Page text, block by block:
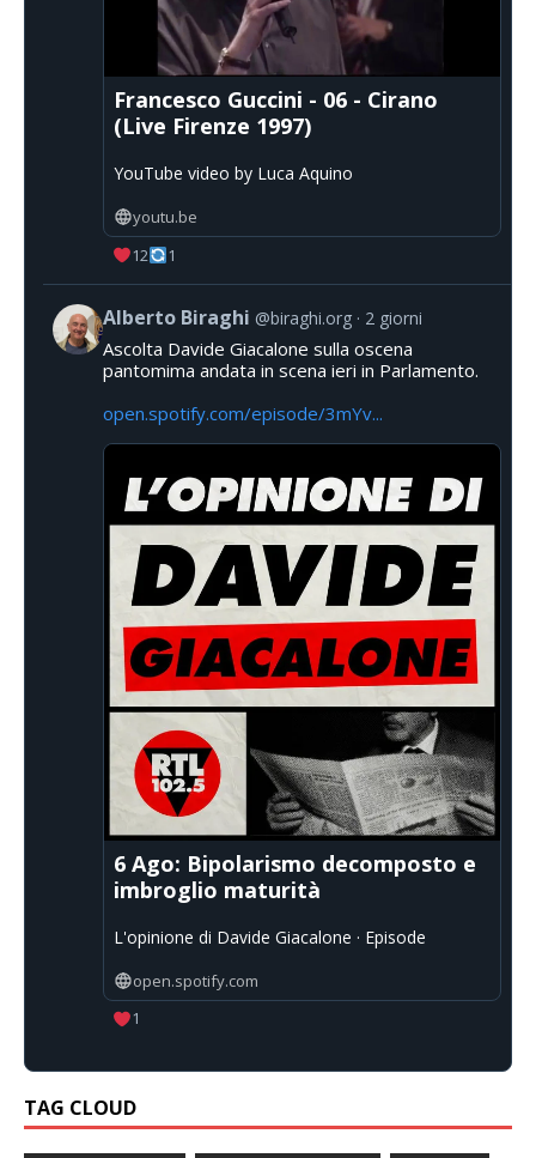
Francesco Guccini - 06 - Cirano
(Live Firenze 1997)
YouTube video by Luca Aquino
youtu.be
12
1
Alberto Biraghi @biraghi.org 2 giorni
Ascolta Davide Giacalone sulla oscena
pantomima andata in scena ieri in Parlamento.
open.spotify.com/episode/3mYv...
6 Ago: Bipolarismo decomposto e
imbroglio maturità
L'opinione di Davide Giacalone · Episode
open.spotify.com
1
TAG CLOUD